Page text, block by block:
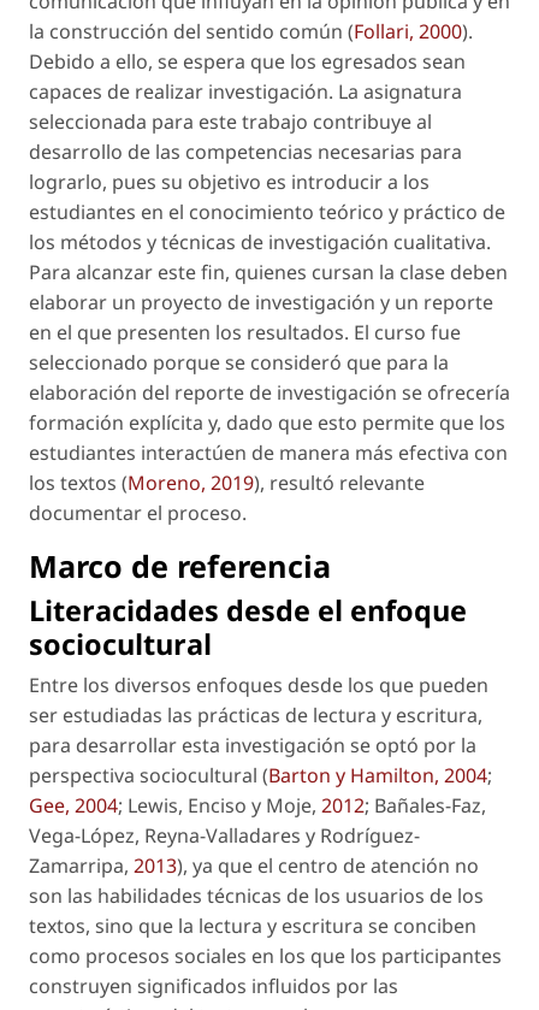
la construcción del sentido común (Follari, 2000).
Debido a ello, se espera que los egresados sean
capaces de realizar investigación. La asignatura
seleccionada para este trabajo contribuye al
desarrollo de las competencias necesarias para
lograrlo, pues su objetivo es introducir a los
estudiantes en el conocimiento teórico y práctico de
los métodos y técnicas de investigación cualitativa.
Para alcanzar este fin, quienes cursan la clase deben
elaborar un proyecto de investigación y un reporte
en el que presenten los resultados. El curso fue
seleccionado porque se consideró que para la
elaboración del reporte de investigación se ofrecería
formación explícita y, dado que esto permite que los
estudiantes interactúen de manera más efectiva con
los textos (Moreno, 2019), resultó relevante
documentar el proceso.
Marco de referencia
Literacidades desde el enfoque
sociocultural
Entre los diversos enfoques desde los que pueden
ser estudiadas las prácticas de lectura y escritura,
para desarrollar esta investigación se optó por la
perspectiva sociocultural (Barton y Hamilton, 2004;
Gee, 2004; Lewis, Enciso y Moje, 2012; Bañales-Faz,
Vega-López, Reyna-Valladares y Rodríguez-
Zamarripa, 2013), ya que el centro de atención no
son las habilidades técnicas de los usuarios de los
textos, sino que la lectura y escritura se conciben
como procesos sociales en los que los participantes
construyen significados influidos por las